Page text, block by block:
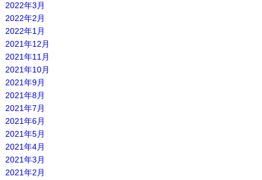
2022年3月
2022年2月
2022年1月
2021年12月
2021年11月
2021年10月
2021年9月
2021年8月
2021年7月
2021年6月
2021年5月
2021年4月
2021年3月
2021年2月